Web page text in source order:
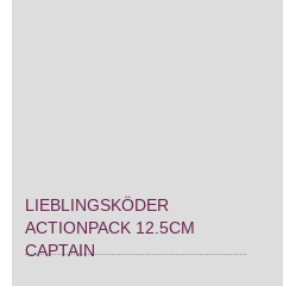
LIEBLINGSKÖDER
ACTIONPACK 12.5CM
CAPTAIN